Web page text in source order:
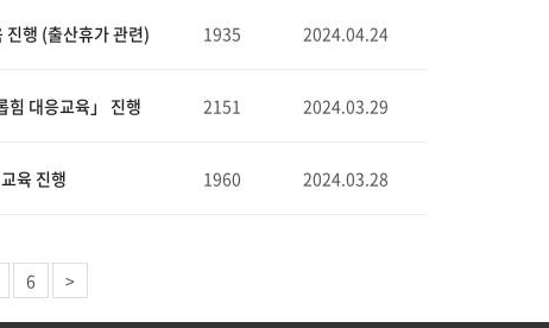
진행 (출산휴가 관련) 1935 2024.04.24
힘 대응교육」 진행 2151 2024.03.29
육 진행 1960 2024.03.28
6 >